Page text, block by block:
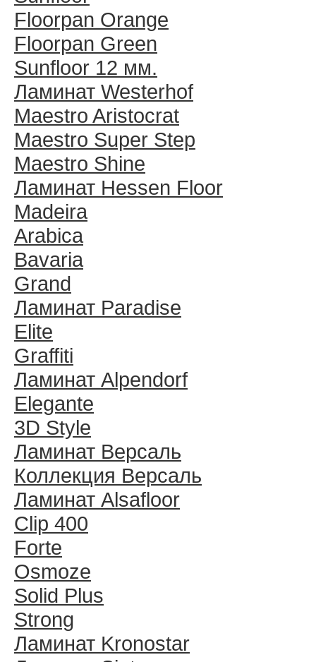
Floorpan Orange
Floorpan Green
Sunfloor 12 мм.
Ламинат Westerhof
Maestro Aristocrat
Maestro Super Step
Maestro Shine
Ламинат Hessen Floor
Madeira
Arabica
Bavaria
Grand
Ламинат Paradise
Elite
Graffiti
Ламинат Alpendorf
Elegante
3D Style
Ламинат Версаль
Коллекция Версаль
Ламинат Alsafloor
Clip 400
Forte
Osmoze
Solid Plus
Strong
Ламинат Kronostar